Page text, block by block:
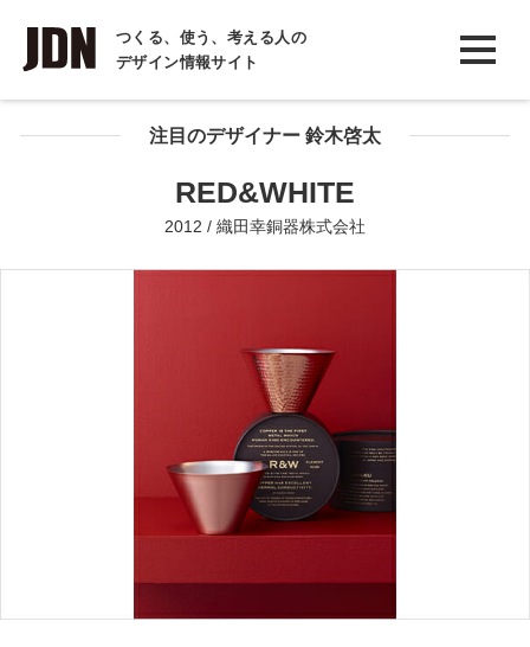
つくる、使う、考える人の
デザイン情報サイト
INTERVIEW
インタビュー
REPORT
COLUMN
注目のデザイナー 鈴木啓太
RED&WHITE
2012 / 織田幸銅器株式会社